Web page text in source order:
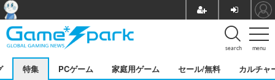
menu
search
特集 PCゲーム 家庭用ゲーム セール/無料 カルチャ